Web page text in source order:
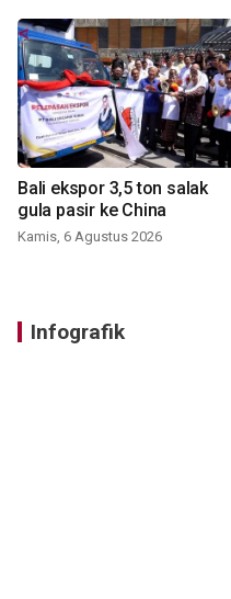
Bali ekspor 3,5 ton salak
gula pasir ke China
Kamis, 6 Agustus 2026
Infografik